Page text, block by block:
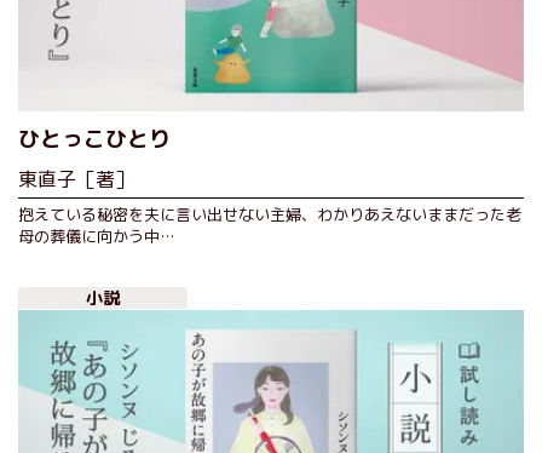
ひとっこひとり
東直子［著］
抱えている秘密を夫に言い出せない主婦、わかりあえないままだった老
母の葬儀に向かう中…
小説